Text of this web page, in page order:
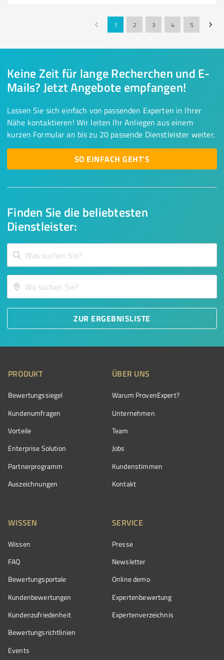
1 2 3 4 5
Finden Sie die beliebtesten
Dienstleister:
ZUR ERGEBNISLISTE
Keine Zeit für lange Recherchen und E-
Mails? Jetzt Angebote empfangen!
Lassen Sie sich einfach von passenden Experten in Ihrer
Nähe kontaktieren! Wir leiten Ihr Anliegen aus einem
kurzen Formular an bis zu 20 passende Dienstleister weiter.
SO EINFACH GEHT'S
PRODUKT
Bewertungssiegel
Kundenumfragen
Vorteile
Enterprise Solution
Partnerprogramm
Auszeichnungen
ÜBER UNS
Warum ProvenExpert?
Unternehmen
Team
Jobs
Kundenstimmen
Kontakt
WISSEN
Wissen
FAQ
Bewertungsportale
Kundenbewertungen
Kundenzufriedenheit
Bewertungs­richtlinien
Events
SERVICE
Presse
Newsletter
Online demo
Expertenbewertung
Expertenverzeichnis